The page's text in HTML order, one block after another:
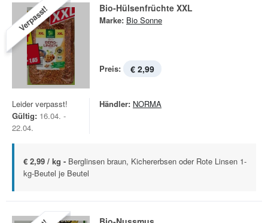
Verpasst! Bio-Hülsenfrüchte XXL
Marke: Bio Sonne
Preis: € 2,99
Leider verpasst!
Gültig: 16.04. -
22.04.
Händler: NORMA
€ 2,99 / kg - Berglinsen braun, Kichererbsen oder Rote Linsen 1-
kg-Beutel je Beutel